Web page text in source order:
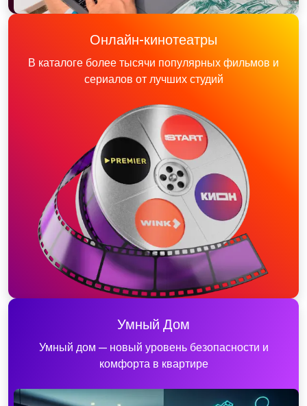
Онлайн-кинотеатры
В каталоге более тысячи популярных фильмов и
сериалов от лучших студий
Умный Дом
Умный дом — новый уровень безопасности и
комфорта в квартире